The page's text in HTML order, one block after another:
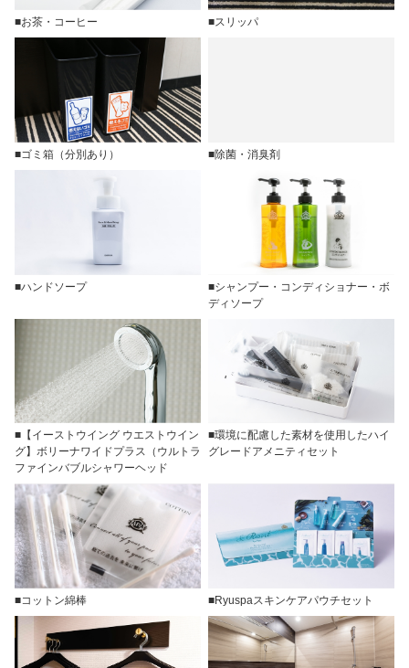
■お茶・コーヒー ■スリッパ
■ゴミ箱（分別あり） ■除菌・消臭剤
■ハンドソープ
■シャンプー・コンディショナー・ボ
ディソープ
■【イーストウイング ウエストウイン
グ】ボリーナワイドプラス（ウルトラ
ファインバブルシャワーヘッド
■環境に配慮した素材を使用したハイ
グレードアメニティセット
■コットン綿棒 ■Ryuspaスキンケアパウチセット